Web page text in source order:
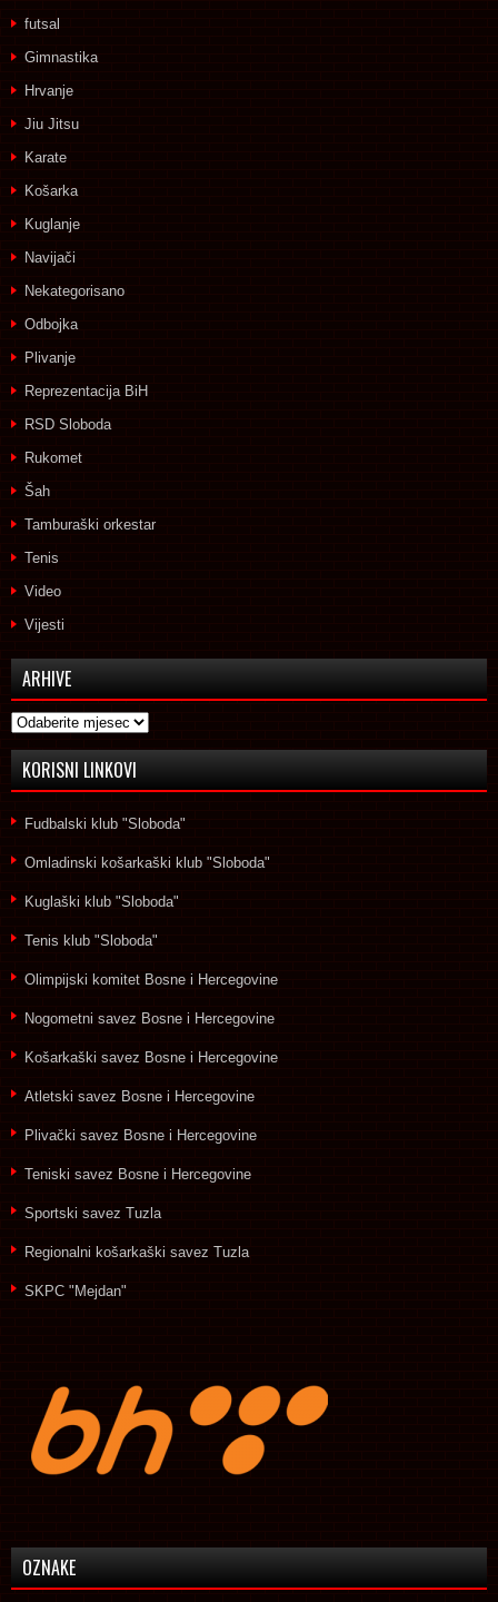
futsal
Gimnastika
Hrvanje
Jiu Jitsu
Karate
Košarka
Kuglanje
Navijači
Nekategorisano
Odbojka
Plivanje
Reprezentacija BiH
RSD Sloboda
Rukomet
Šah
Tamburaški orkestar
Tenis
Video
Vijesti
ARHIVE
Arhive
KORISNI LINKOVI
Fudbalski klub "Sloboda"
Omladinski košarkaški klub "Sloboda"
Kuglaški klub "Sloboda"
Tenis klub "Sloboda"
Olimpijski komitet Bosne i Hercegovine
Nogometni savez Bosne i Hercegovine
Košarkaški savez Bosne i Hercegovine
Atletski savez Bosne i Hercegovine
Plivački savez Bosne i Hercegovine
Teniski savez Bosne i Hercegovine
Sportski savez Tuzla
Regionalni košarkaški savez Tuzla
SKPC "Mejdan"
OZNAKE